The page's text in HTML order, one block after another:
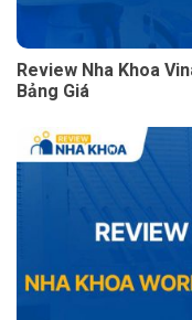
Review Nha Khoa
Bảng Giá